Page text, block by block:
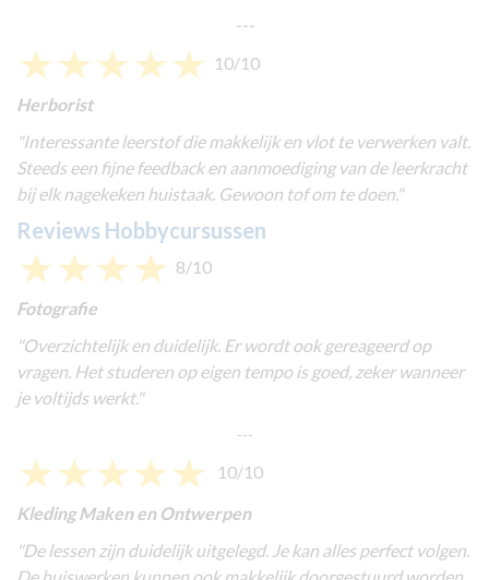
---
10/10
Herborist
"Interessante leerstof die makkelijk en vlot te verwerken valt.
Steeds een fijne feedback en aanmoediging van de leerkracht
bij elk nagekeken huistaak. Gewoon tof om te doen."
Reviews Hobbycursussen
8/10
Fotografie
"Overzichtelijk en duidelijk. Er wordt ook gereageerd op
vragen. Het studeren op eigen tempo is goed, zeker wanneer
je voltijds werkt."
---
10/10
Kleding Maken en Ontwerpen
"De lessen zijn duidelijk uitgelegd. Je kan alles perfect volgen.